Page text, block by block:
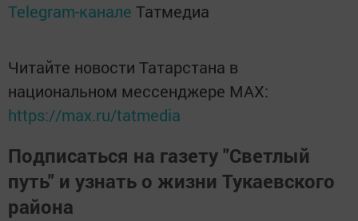
Telegram-канале Татмедиа
Читайте новости Татарстана в
национальном мессенджере MАХ:
https://max.ru/tatmedia
Подписаться на газету "Светлый
путь" и узнать о жизни Тукаевского
района